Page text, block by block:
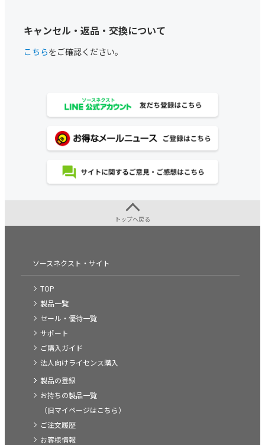
キャンセル・返品・交換について
こちらをご確認ください。
トップへ戻る
ソースネクスト・サイト
TOP
製品一覧
セール・優待一覧
サポート
ご購入ガイド
法人向けライセンス購入
製品の登録
お持ちの製品一覧
（旧マイページはこちら）
ご注文履歴
お客様情報